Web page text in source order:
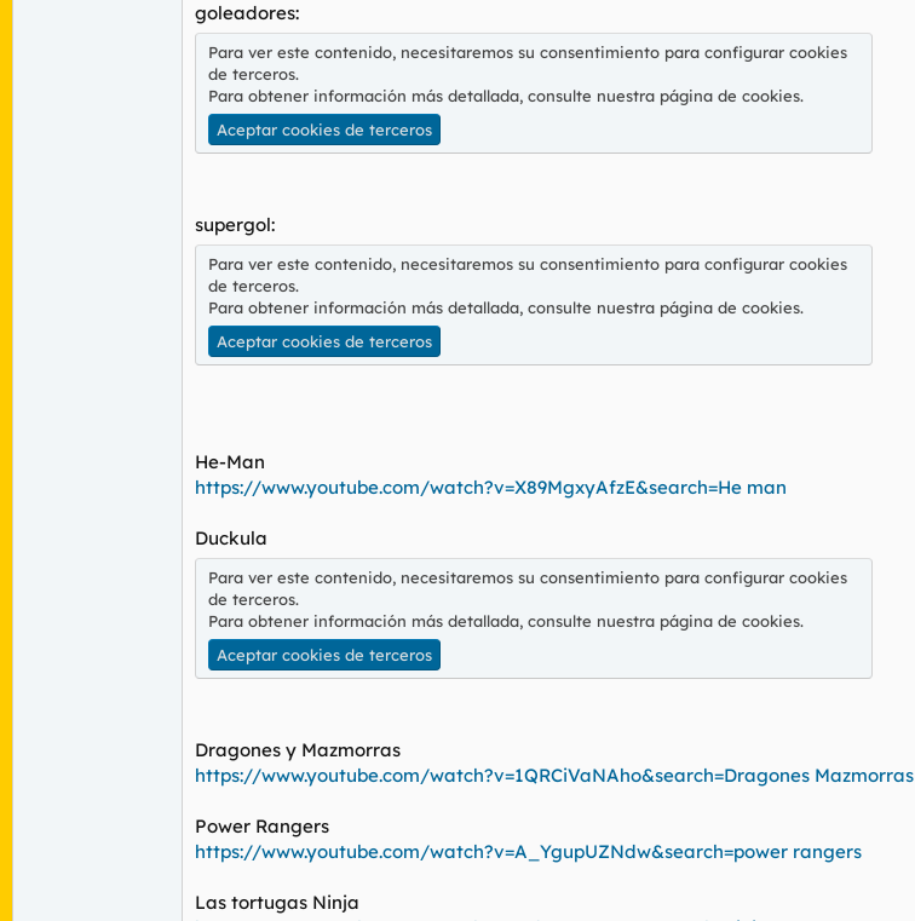
goleadores:
Para ver este contenido, necesitaremos su consentimiento para configurar cookies
de terceros.
Para obtener información más detallada, consulte nuestra página de cookies.
Aceptar cookies de terceros
supergol:
Para ver este contenido, necesitaremos su consentimiento para configurar cookies
de terceros.
Para obtener información más detallada, consulte nuestra página de cookies.
Aceptar cookies de terceros
He-Man
https://www.youtube.com/watch?v=X89MgxyAfzE&search=He man
Duckula
Para ver este contenido, necesitaremos su consentimiento para configurar cookies
de terceros.
Para obtener información más detallada, consulte nuestra página de cookies.
Aceptar cookies de terceros
Dragones y Mazmorras
https://www.youtube.com/watch?v=1QRCiVaNAho&search=Dragones Mazmorras
Power Rangers
https://www.youtube.com/watch?v=A_YgupUZNdw&search=power rangers
Las tortugas Ninja